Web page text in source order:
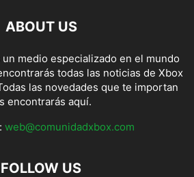
ABOUT US
medio especializado en el mundo
todas las noticias de Xbox
las novedades que te importan
encontrarás aquí.
web@comunidadxbox.com
FOLLOW US